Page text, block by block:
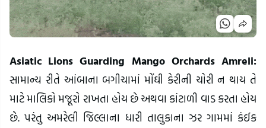
Asiatic Lions Guarding Mango Orchards Amreli:
સામાન્ય રીતે આંબાના બગીચામાં મોંઘી કેરીની ચોરી ન થાય તે
માટે માલિકો મજૂરો રાખતા હોય છે અથવા કાંટાળી વાડ કરતા હોય
છે. પરંતુ અમરેલી જિલ્લાના ધારી તાલુકાના ઝર ગામમાં કંઈક